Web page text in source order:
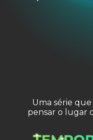
Uma série
pensar o lugar